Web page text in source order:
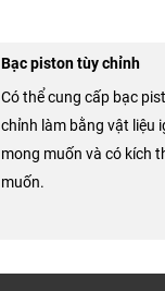
Bạc piston tùy chỉnh
Có thể cung cấp bạc
chỉnh làm bằng vật liệu
mong muốn và có kích
muốn.